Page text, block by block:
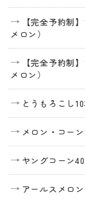
【完全予約制
メロン）
【完全予約制
メロン）
とうもろこし
メロン・コー
ヤングコーン
アールスメロン